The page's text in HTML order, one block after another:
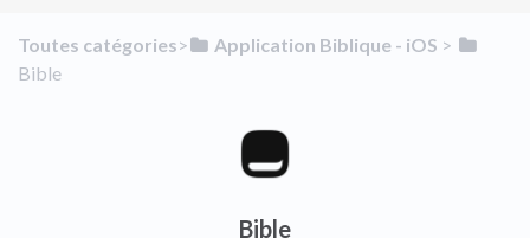
Toutes catégories​>​ ​Application Biblique - iOS ​ > ​
Bible
Bible